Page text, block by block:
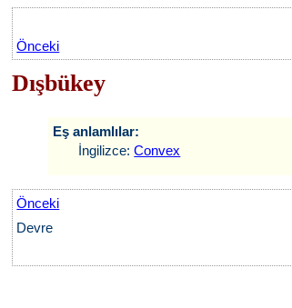
Önceki
Dışbükey
Eş anlamlılar:
İngilizce:Convex
Önceki
Devre